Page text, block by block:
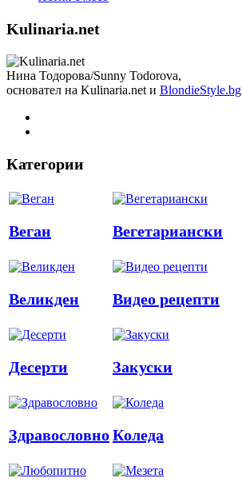
Kulinaria.net
Нина Тодорова/Sunny Todorova,
основател на Kulinaria.net и BlondieStyle.bg
Категории
Веган Вегетариански
Великден Видео рецепти
Десерти Закуски
ЗдравословноКоледа